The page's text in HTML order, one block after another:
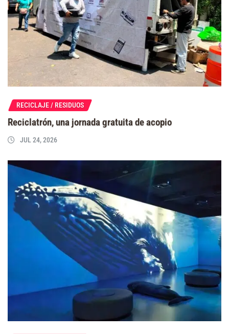
RECICLAJE / RESIDUOS
Reciclatrón, una jornada gratuita de acopio
JUL 24, 2026